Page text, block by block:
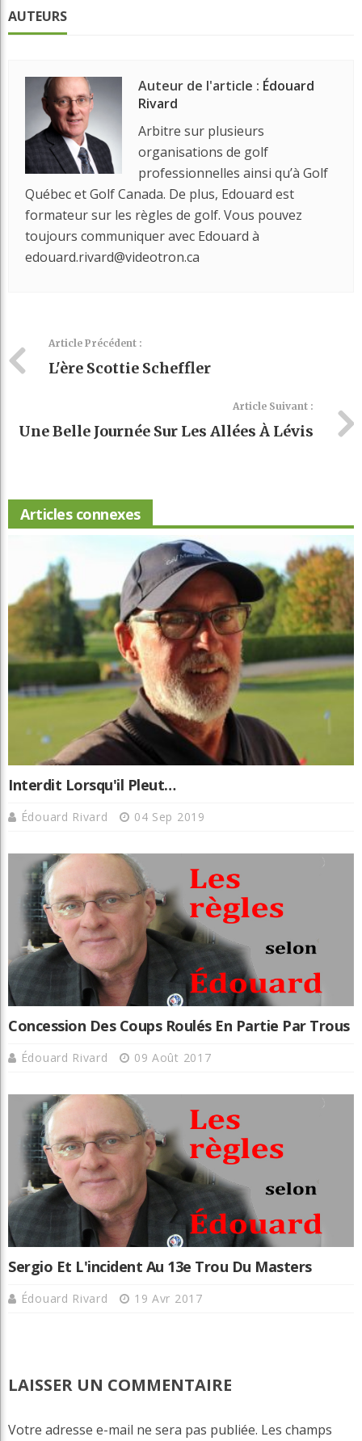
AUTEURS
Auteur de l'article : Édouard
Rivard
Arbitre sur plusieurs
organisations de golf
professionnelles ainsi qu’à Golf
Québec et Golf Canada. De plus, Edouard est
formateur sur les règles de golf. Vous pouvez
toujours communiquer avec Edouard à
edouard.rivard@videotron.ca
Article Précédent :
L'ère Scottie Scheffler
Article Suivant :
Une Belle Journée Sur Les Allées À Lévis
Articles connexes
Interdit Lorsqu'il Pleut…
Édouard Rivard 04 Sep 2019
Concession Des Coups Roulés En Partie Par Trous
Édouard Rivard 09 Août 2017
Sergio Et L'incident Au 13e Trou Du Masters
Édouard Rivard 19 Avr 2017
LAISSER UN COMMENTAIRE
Votre adresse e-mail ne sera pas publiée. Les champs